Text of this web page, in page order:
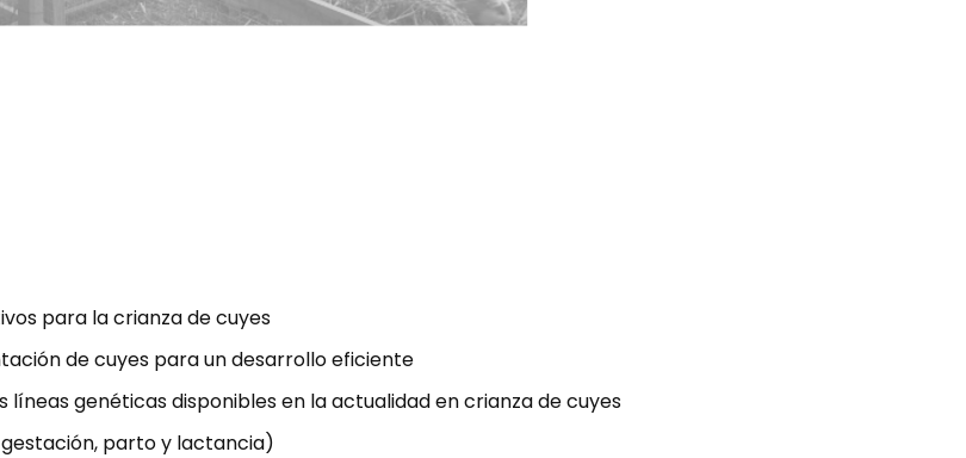
para la crianza de cuyes
de cuyes para un desarrollo eficiente
genéticas disponibles en la actualidad en crianza de cuyes
parto y lactancia)